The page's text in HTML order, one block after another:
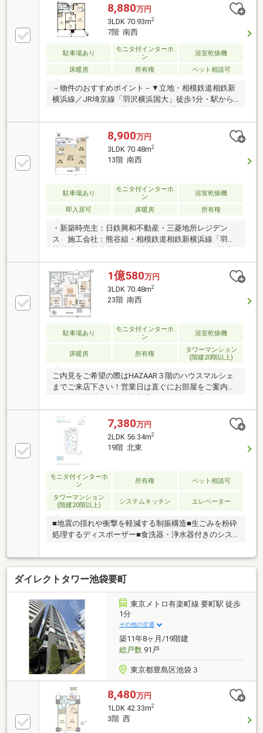
できます。※天候による・リビングダイニングに床暖
房あり・リビング横の洋室の可動扉を解放して13.9畳
のLDKとして利用可能です・キッチンにはディスポー
ザーがあり生ごみを軽減できます・浴室暖房乾燥機が
ついているため天候に左右されずお洗濯が可能・不在
8,880万円
3LDK 70.93m2
7階 南西
駐車場あり
モニタ付インターホ
ン
浴室乾燥機
床暖房 所有権 ペット相談可
－物件のおすすめポイント－▼立地・相模鉄道相鉄新
横浜線／JR埼京線「羽沢横浜国大」徒歩1分・駅から
2023年10月築、商業施設一体型の大規模タワーレジデ
ンス・7階部分、南西向きの3LDK・LDK約16.3帖、対
面式キッチンを採用・WICなど、全居室に収納有・ペ
ット飼育可(規約有)▼設備・床暖房(LD)・ディスポー
ザー／食洗機・浴室乾燥機・宅配ボックス▼周辺環
境・ロピア横浜羽沢店 徒歩1分(約30m)■ ご希望の住ま
い探しをお手伝いします ━━━━━・・・物件の詳
細・ご相談はお気軽にお問い合わせください。
8,900万円
3LDK 70.48m2
13階 南西
駐車場あり
モニタ付インターホ
ン
浴室乾燥機
即入居可 床暖房 所有権
・新築時売主：日鉄興和不動産・三菱地所レジデン
ス 施工会社：熊谷組・相模鉄道相鉄新横浜線「羽沢
23階建て・総戸数：357戸・充実した共用施設・サー
ビス・24時間ゴミ捨て可能・ホテルライクな内廊下
1億580万円
3LDK 70.48m2
23階 南西
駐車場あり
モニタ付インターホ
ン
浴室乾燥機
床暖房 所有権
タワーマンション
(階建20階以上)
ご内見をご希望の際はHAZAAR３階のハウスマルシェ
までご来店下さい！営業日は直ぐにお部屋をご案内可
制震構造 ２４時間ゴミ出し可
7,380万円
2LDK 56.34m2
19階 北東
モニタ付インターホ
ン
所有権 ペット相談可
タワーマンション
(階建20階以上)
システムキッチン エレベーター
■地震の揺れや衝撃を軽減する制振構造■生ごみを粉砕
処理するディスポーザー■食洗器・浄水器付きのシス
「bitlock」を採用■ペット飼育可（細則あり）■5階部
分に「個室ワークスペース」「ラウンジエリア」「キ
ッチンスタジオ」を備えた居住者専用施設■商業施設
「HAZAAR」一体型マンション■セコムによる24時間遠
隔監視システム■各階に24時間ゴミ出し可能なゴミ置
場あり■全室二重サッシ
ダイレクトタワー池袋要町
東京メトロ有楽町線 要町駅 徒歩
1分
その他の交通
築11年8ヶ月/19階建
総戸数91戸
東京都豊島区池袋３
8,480万円
1LDK 42.33m2
3階 西